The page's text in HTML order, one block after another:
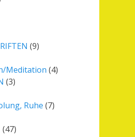
(9)
Meditation (4)
(3)
Ruhe (7)
(47)